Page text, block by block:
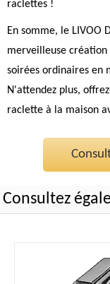
raclettes !
En somme, le LIVOO
merveilleuse
soirées ordinaires en
N'attendez plus,
raclette à la maison
Consultez